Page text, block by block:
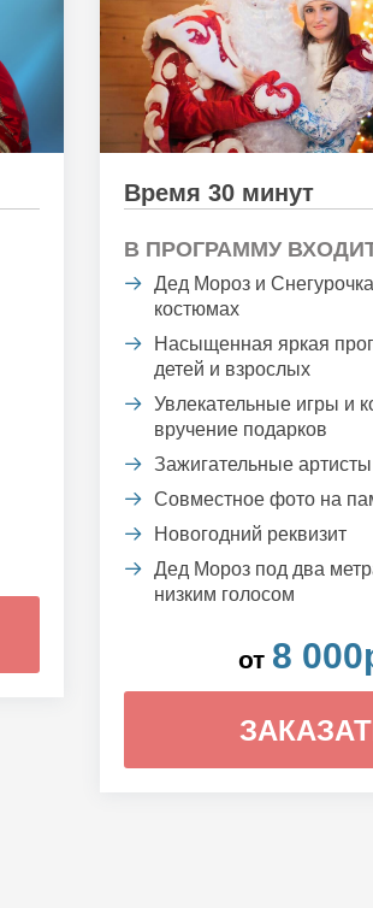
Время 30 минут
В ПРОГРАММУ
Дед Мороз и
костюмах
Насыщенная яркая
детей и взрослых
Увлекательные игры и
вручение подарков
Зажигательные артисты
Совместное фото на
Новогодний реквизит
Дед Мороз под два
низким голосом
от 8